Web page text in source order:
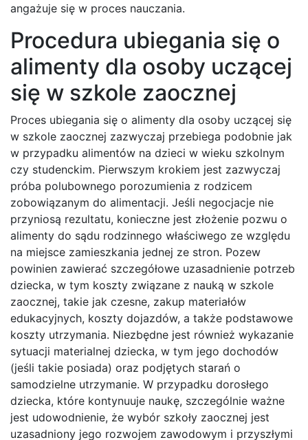
angażuje się w proces nauczania.
Procedura ubiegania się o
alimenty dla osoby uczącej
się w szkole zaocznej
Proces ubiegania się o alimenty dla osoby uczącej się
w szkole zaocznej zazwyczaj przebiega podobnie jak
w przypadku alimentów na dzieci w wieku szkolnym
czy studenckim. Pierwszym krokiem jest zazwyczaj
próba polubownego porozumienia z rodzicem
zobowiązanym do alimentacji. Jeśli negocjacje nie
przyniosą rezultatu, konieczne jest złożenie pozwu o
alimenty do sądu rodzinnego właściwego ze względu
na miejsce zamieszkania jednej ze stron. Pozew
powinien zawierać szczegółowe uzasadnienie potrzeb
dziecka, w tym koszty związane z nauką w szkole
zaocznej, takie jak czesne, zakup materiałów
edukacyjnych, koszty dojazdów, a także podstawowe
koszty utrzymania. Niezbędne jest również wykazanie
sytuacji materialnej dziecka, w tym jego dochodów
(jeśli takie posiada) oraz podjętych starań o
samodzielne utrzymanie. W przypadku dorosłego
dziecka, które kontynuuje naukę, szczególnie ważne
jest udowodnienie, że wybór szkoły zaocznej jest
uzasadniony jego rozwojem zawodowym i przyszłymi